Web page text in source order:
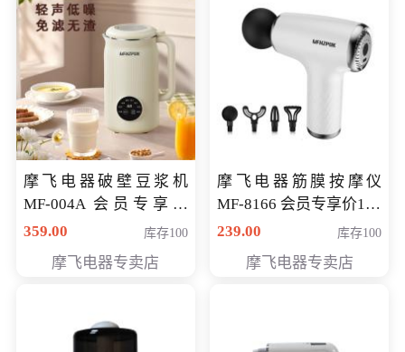
摩飞电器破壁豆浆机
MF-004A 会员专享价
168元
359.00 库存100
摩飞电器专卖店
摩飞电器筋膜按摩仪
MF-8166 会员专享价168
元
239.00 库存100
摩飞电器专卖店